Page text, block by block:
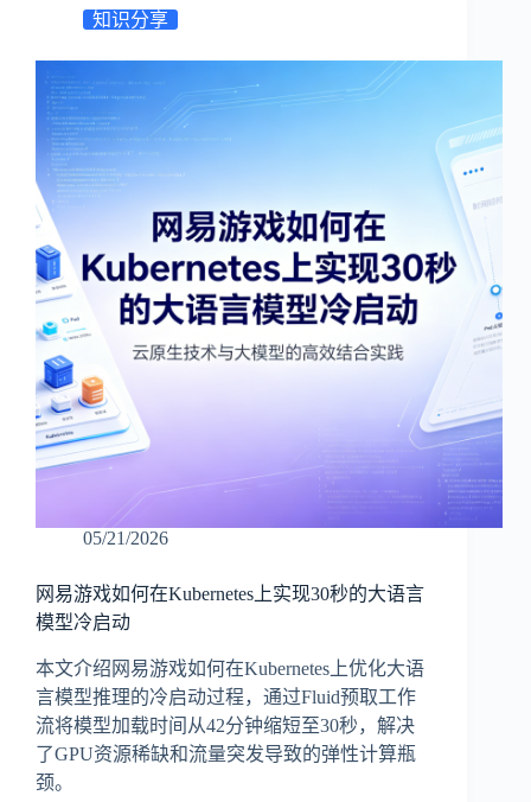
知识分享
05/21/2026
网易游戏如何在Kubernetes上实现30秒的大语言
模型冷启动
本文介绍网易游戏如何在Kubernetes上优化大语
言模型推理的冷启动过程，通过Fluid预取工作
流将模型加载时间从42分钟缩短至30秒，解决
了GPU资源稀缺和流量突发导致的弹性计算瓶
颈。